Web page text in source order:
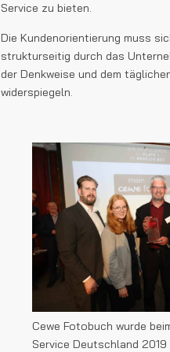
Service zu bieten.
Die Kundenorientierung muss
strukturseitig durch das
der Denkweise und dem
widerspiegeln.
Cewe Fotobuch wurde
Service Deutschland